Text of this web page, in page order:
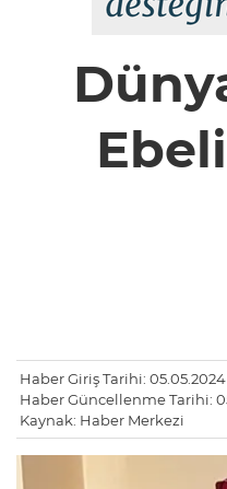
Haber Giriş Tarihi:
Haber Güncellenme Tarihi:
Kaynak: Haber Merkezi